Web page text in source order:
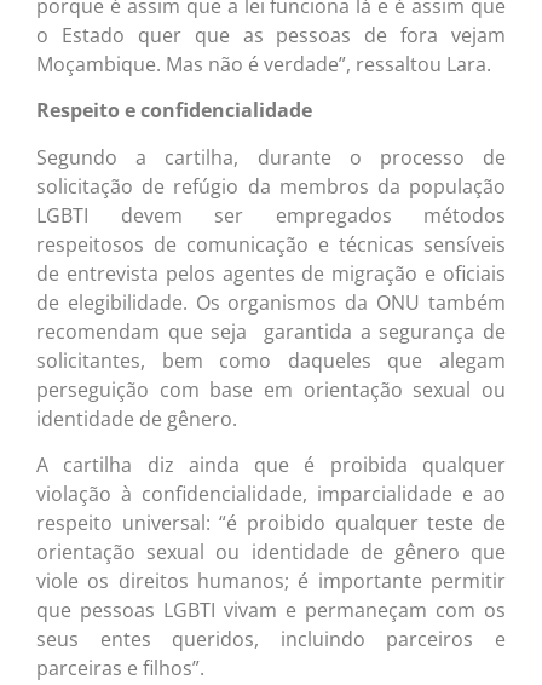
porque é assim que a lei funciona lá e é assim que
o Estado quer que as pessoas de fora vejam
Moçambique. Mas não é verdade”, ressaltou Lara.
Respeito e confidencialidade
Segundo a cartilha, durante o processo de
solicitação de refúgio da membros da população
LGBTI devem ser empregados métodos
respeitosos de comunicação e técnicas sensíveis
de entrevista pelos agentes de migração e oficiais
de elegibilidade. Os organismos da ONU também
recomendam que seja garantida a segurança de
solicitantes, bem como daqueles que alegam
perseguição com base em orientação sexual ou
identidade de gênero.
A cartilha diz ainda que é proibida qualquer
violação à confidencialidade, imparcialidade e ao
respeito universal: “é proibido qualquer teste de
orientação sexual ou identidade de gênero que
viole os direitos humanos; é importante permitir
que pessoas LGBTI vivam e permaneçam com os
seus entes queridos, incluindo parceiros e
parceiras e filhos”.